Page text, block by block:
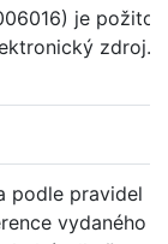
je požito
zdroj.
podle pravidel
vydaného